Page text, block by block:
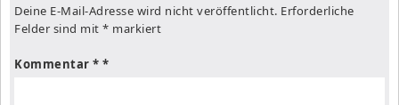
Deine E-Mail-Adresse wird nicht veröffentlicht. Erforderliche
Felder sind mit * markiert
Kommentar *